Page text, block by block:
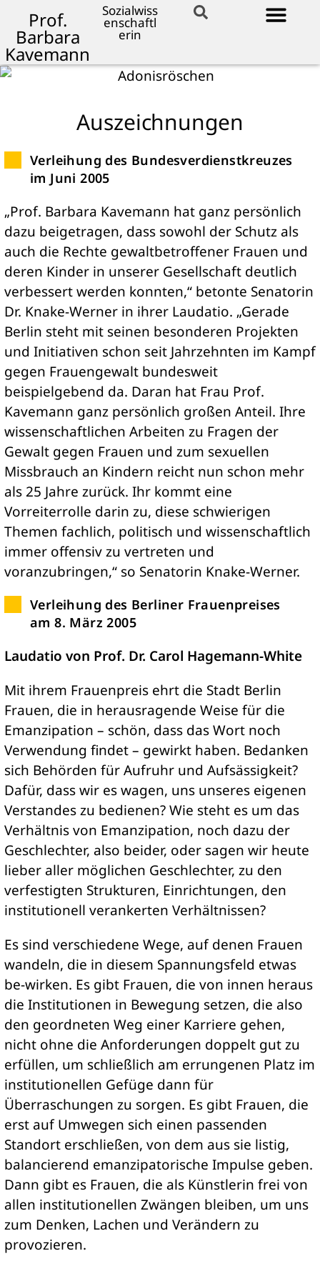
Prof.
Barbara
Kavemann
Sozialwiss
enschaftl
erin
Auszeichnungen
Verleihung des Bundesverdienstkreuzes
im Juni 2005
„Prof. Barbara Kavemann hat ganz persönlich
dazu beigetragen, dass sowohl der Schutz als
auch die Rechte gewaltbetroffener Frauen und
deren Kinder in unserer Gesellschaft deutlich
verbessert werden konnten,“ betonte Senatorin
Dr. Knake-Werner in ihrer Laudatio. „Gerade
Berlin steht mit seinen besonderen Projekten
und Initiativen schon seit Jahrzehnten im Kampf
gegen Frauengewalt bundesweit
beispielgebend da. Daran hat Frau Prof.
Kavemann ganz persönlich großen Anteil. Ihre
wissenschaftlichen Arbeiten zu Fragen der
Gewalt gegen Frauen und zum sexuellen
Missbrauch an Kindern reicht nun schon mehr
als 25 Jahre zurück. Ihr kommt eine
Vorreiterrolle darin zu, diese schwierigen
Themen fachlich, politisch und wissenschaftlich
immer offensiv zu vertreten und
voranzubringen,“ so Senatorin Knake-Werner.
Verleihung des Berliner Frauenpreises
am 8. März 2005
Laudatio von Prof. Dr. Carol Hagemann-White
Mit ihrem Frauenpreis ehrt die Stadt Berlin
Frauen, die in herausragende Weise für die
Emanzipation – schön, dass das Wort noch
Verwendung findet – gewirkt haben. Bedanken
sich Behörden für Aufruhr und Aufsässigkeit?
Dafür, dass wir es wagen, uns unseres eigenen
Verstandes zu bedienen? Wie steht es um das
Verhältnis von Emanzipation, noch dazu der
Geschlechter, also beider, oder sagen wir heute
lieber aller möglichen Geschlechter, zu den
verfestigten Strukturen, Einrichtungen, den
institutionell verankerten Verhältnissen?
Es sind verschiedene Wege, auf denen Frauen
wandeln, die in diesem Spannungsfeld etwas
be-wirken. Es gibt Frauen, die von innen heraus
die Institutionen in Bewegung setzen, die also
den geordneten Weg einer Karriere gehen,
nicht ohne die Anforderungen doppelt gut zu
erfüllen, um schließlich am errungenen Platz im
institutionellen Gefüge dann für
Überraschungen zu sorgen. Es gibt Frauen, die
erst auf Umwegen sich einen passenden
Standort erschließen, von dem aus sie listig,
balancierend emanzipatorische Impulse geben.
Dann gibt es Frauen, die als Künstlerin frei von
allen institutionellen Zwängen bleiben, um uns
zum Denken, Lachen und Verändern zu
provozieren.